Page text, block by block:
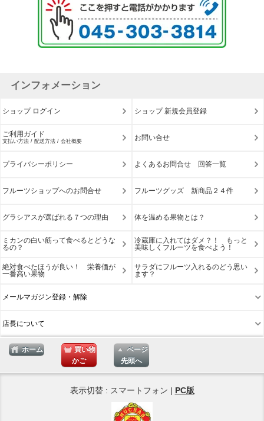
インフォメーション
ショップ ログイン ショップ 新規会員登録
ご利用ガイド
支払い方法 / 配送方法 / 会社概要 お問い合せ
プライバシーポリシー よくあるお問合せ 回答一覧
フルーツショップへのお問合せ フルーツグッズ 新商品２４件
グラシアスが選ばれる７つの理由 体を温める果物とは？
ミカンの白い筋って食べるとどうな
るの？
冷蔵庫に入れてはダメ？！ もっと
美味しくフルーツを食べよう！
絶対食べたほうが良い！ 栄養価が
一番高い果物
サラダにフルーツ入れるのどう思い
ます？
メールマガジン登録・解除
店長について
ホーム
買い物
かご
ページ
先頭へ
表示切替 : スマートフォン | PC版